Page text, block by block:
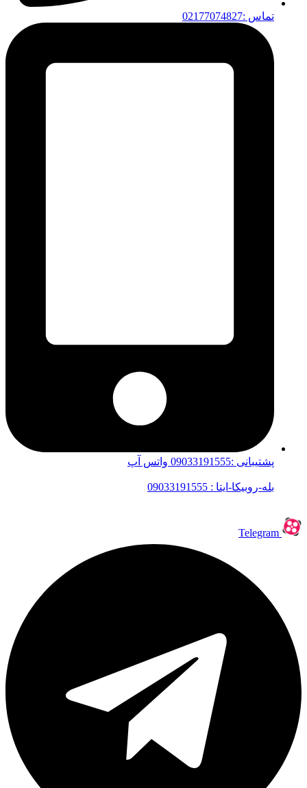
تماس :02177074827
پشتیبانی :09033191555 واتس آپ
بله-روبیکا-ایتا : 09033191555
Telegram